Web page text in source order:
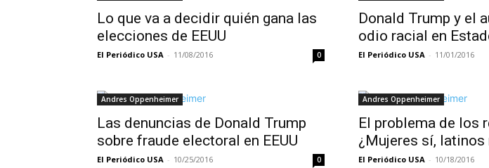
Lo que va a decidir quién gana las
elecciones de EEUU
El Periódico USA - 11/08/2016 0
Donald Trump y el
odio racial en
El Periódico USA - 11/01/2016
Andres Oppenheimer
Las denuncias de Donald Trump
sobre fraude electoral en EEUU
El Periódico USA - 10/25/2016 0
Andres Oppenheimer
El problema de los
¿Mujeres sí, latinos
El Periódico USA - 10/18/2016